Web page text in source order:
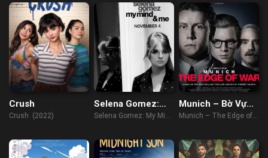
Crush
Crush (2022)
Selena Gomez:
My Mind & Me
Selena Gomez: My Mind
Munich – Bờ Vực
Chiến Tranh
Munich – The Edge of